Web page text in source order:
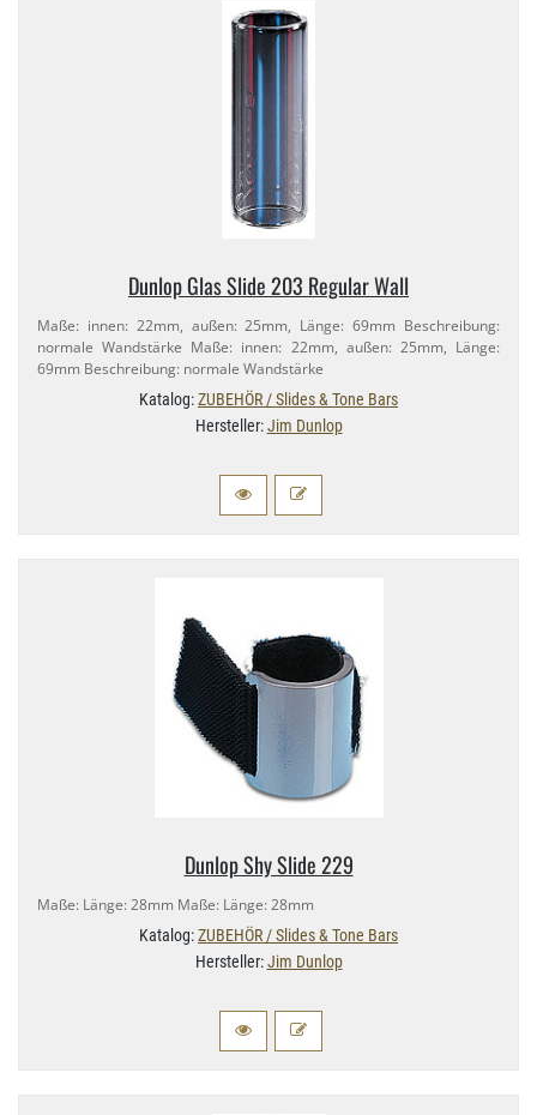
Dunlop Glas Slide 203 Regular Wall
Maße: innen: 22mm, außen: 25mm, Länge: 69mm Beschreibung:
normale Wandstärke Maße: innen: 22mm, außen: 25mm, Länge:
69mm Beschreibung: normale Wandstärke
Katalog:ZUBEHÖR / Slides & Tone Bars
Hersteller:Jim Dunlop
Dunlop Shy Slide 229
Maße: Länge: 28mm Maße: Länge: 28mm
Katalog:ZUBEHÖR / Slides & Tone Bars
Hersteller:Jim Dunlop